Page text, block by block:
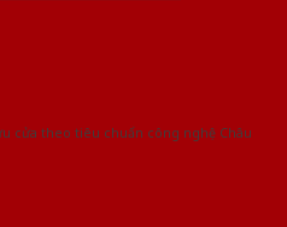
cửa theo tiêu chuẩn công nghệ Châu